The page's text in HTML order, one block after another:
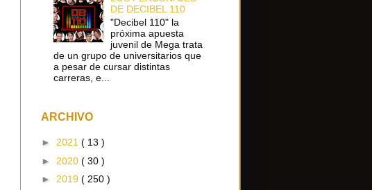
DE DECIBEL 110
"Decibel 110" la
próxima apuesta
juvenil de Mega trata
de un grupo de universitarios que
a pesar de cursar distintas
carreras, e...
ARCHIVO
► 2021 ( 13 )
► 2020 ( 30 )
► 2019 ( 250 )